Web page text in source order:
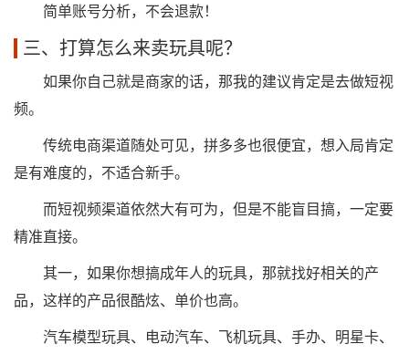
简单账号分析，不会退款！
三、打算怎么来卖玩具呢？
如果你自己就是商家的话，那我的建议肯定是去做短视
频。
传统电商渠道随处可见，拼多多也很便宜，想入局肯定
是有难度的，不适合新手。
而短视频渠道依然大有可为，但是不能盲目搞，一定要
精准直接。
其一，如果你想搞成年人的玩具，那就找好相关的产
品，这样的产品很酷炫、单价也高。
汽车模型玩具、电动汽车、飞机玩具、手办、明星卡、